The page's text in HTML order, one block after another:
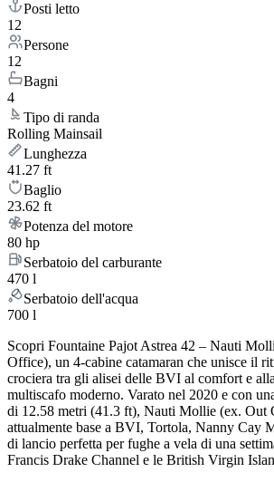
Posti letto
12
Persone
12
Bagni
4
Tipo di randa
Rolling Mainsail
Lunghezza
41.27 ft
Baglio
23.62 ft
Potenza del motore
80 hp
Serbatoio del carburante
470 l
Serbatoio dell'acqua
700 l
Scopri Fountaine Pajot Astrea 42 – Nauti
Office), un 4-cabine catamaran che unisce il
crociera tra gli alisei delle BVI al comfort e
multiscafo moderno. Varato nel 2020 e con
di 12.58 metri (41.3 ft), Nauti Mollie (ex. Out
attualmente base a BVI, Tortola, Nanny Cay
di lancio perfetta per fughe a vela di una
Francis Drake Channel e le British Virgin